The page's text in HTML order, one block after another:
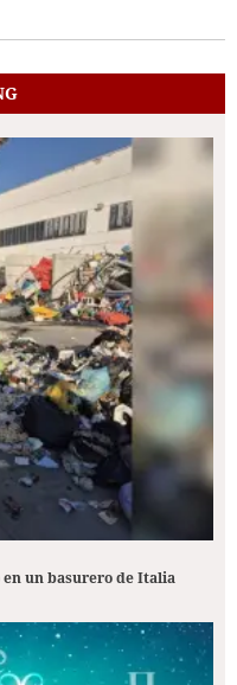
un basurero de Italia